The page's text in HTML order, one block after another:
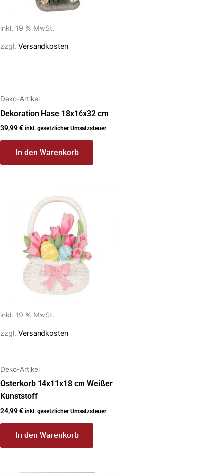
inkl. 19 % MwSt.
zzgl. Versandkosten
Deko-Artikel
Dekoration Hase 18x16x32 cm
39,99€ inkl. gesetzlicher Umsatzsteuer
In den Warenkorb
inkl. 19 % MwSt.
zzgl. Versandkosten
Deko-Artikel
Osterkorb 14x11x18 cm Weißer
Kunststoff
24,99€ inkl. gesetzlicher Umsatzsteuer
In den Warenkorb